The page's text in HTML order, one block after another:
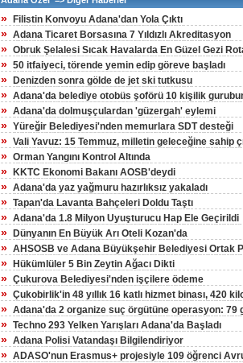
» Filistin Konvoyu Adana'dan Yola Çıktı
» Adana Ticaret Borsasına 7 Yıldızlı Akreditasyon
» Obruk Şelalesi Sıcak Havalarda En Güzel Gezi
» 50 itfaiyeci, törende yemin edip göreve başladı
» Denizden sonra gölde de jet ski tutkusu
» Adana'da belediye otobüs şoförü 10 kişilik gurubun
» Adana'da dolmuşçulardan 'güzergah' eylemi
» Yüreğir Belediyesi'nden memurlara SDT desteği
» Vali Yavuz: 15 Temmuz, milletin geleceğine sahip
» Orman Yangını Kontrol Altında
» KKTC Ekonomi Bakanı AOSB'deydi
» Adana'da yaz yağmuru hazırlıksız yakaladı
» Tapan'da Lavanta Bahçeleri Doldu Taştı
» Adana'da 1.8 Milyon Uyuşturucu Hap Ele Geçirildi
» Dünyanın En Büyük Arı Oteli Kozan'da
» AHSOSB ve Adana Büyükşehir Belediyesi Ortak
» Hükümlüler 5 Bin Zeytin Ağacı Dikti
» Çukurova Belediyesi'nden işçilere ödeme
» Çukobirlik'in 48 yıllık 16 katlı hizmet binası, 420
» Adana'da 2 organize suç örgütüne operasyon: 79
» Techno 293 Yelken Yarışları Adana'da Başladı
» Adana Polisi Vatandaşı Bilgilendiriyor
» ADASO'nun Erasmus+ projesiyle 109 öğrenci